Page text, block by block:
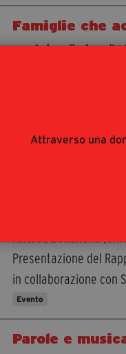
Attraverso una
Famiglie che
conAntonella Agnoli, i
Presentazione del
autonomia
,
in collaborazione con
Democrazia e
Presentazione del
in collaborazione con
Evento
Parole e